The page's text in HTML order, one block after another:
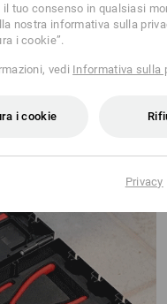
il tuo consenso in qualsiasi
nostra informativa sulla
i cookie”.
vedi Informativa sulla
i cookie
Privacy